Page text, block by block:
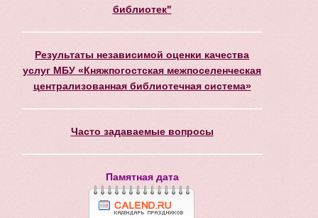
библиотек"
Результаты независимой оценки качества
услуг МБУ «Княжпогостская межпоселенческая
централизованная библиотечная система»
Часто задаваемые вопросы
Памятная дата